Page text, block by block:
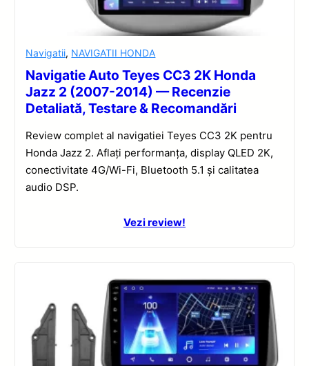
Navigatii, NAVIGATII HONDA
Navigatie Auto Teyes CC3 2K Honda
Jazz 2 (2007-2014) — Recenzie
Detaliată, Testare & Recomandări
Review complet al navigatiei Teyes CC3 2K pentru
Honda Jazz 2. Aflați performanța, display QLED 2K,
conectivitate 4G/Wi-Fi, Bluetooth 5.1 și calitatea
audio DSP.
Vezi review!